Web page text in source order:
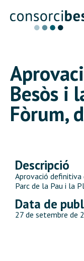
Besòs i
Fòrum,
Descripció
Aprovació definitiva
Parc de la Pau i la
Data de
27 de setembre de